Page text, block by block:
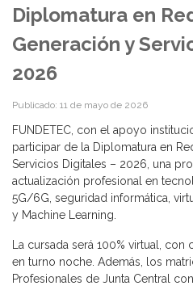
Diplomatura en
Generación y
2026
Publicado: 11 de mayo de 2026
FUNDETEC, con el apoyo
participar de la Diplomatura en
Servicios Digitales – 2026, una
actualización profesional en
5G/6G, seguridad informática,
y Machine Learning.
La cursada será 100% virtual,
en turno noche. Además, los
Profesionales de Junta Central